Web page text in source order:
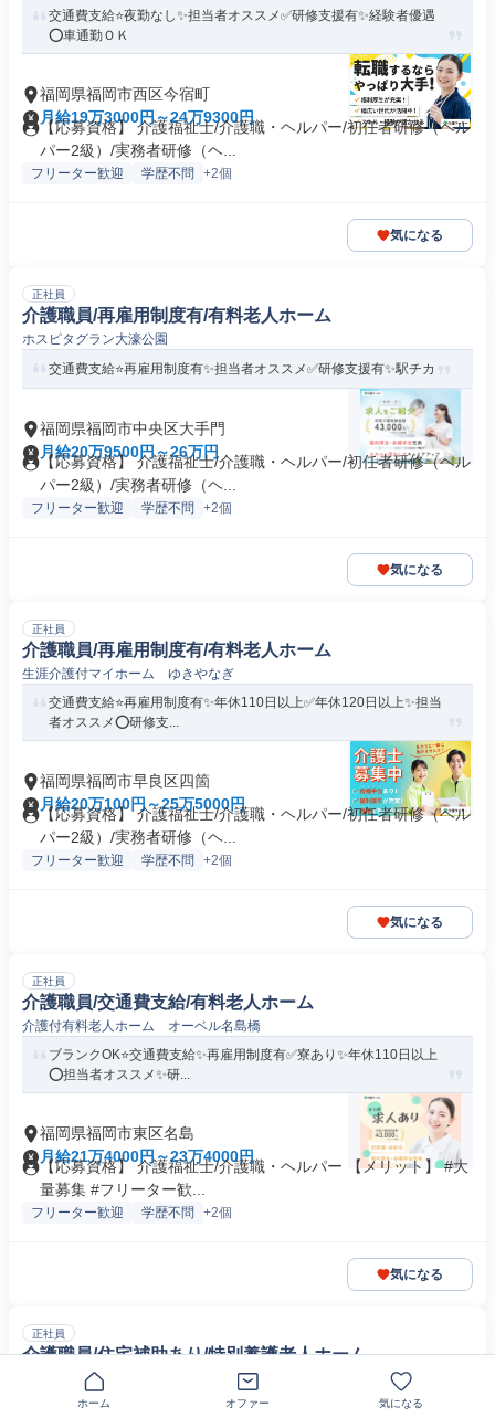
交通費支給⭐️夜勤なし✨担当者オススメ✅️研修支援有✨経験者優遇
⭕️車通勤ＯＫ
福岡県福岡市西区今宿町
月給19万3000円～24万9300円
【応募資格】 介護福祉士/介護職・ヘルパー/初任者研修（ヘル
パー2級）/実務者研修（ヘ...
フリーター歓迎 学歴不問 +2個
気になる
正社員
介護職員/再雇用制度有/有料老人ホーム
ホスピタグラン大濠公園
交通費支給⭐️再雇用制度有✨担当者オススメ✅️研修支援有✨駅チカ
福岡県福岡市中央区大手門
月給20万9500円～26万円
【応募資格】 介護福祉士/介護職・ヘルパー/初任者研修（ヘル
パー2級）/実務者研修（ヘ...
フリーター歓迎 学歴不問 +2個
気になる
正社員
介護職員/再雇用制度有/有料老人ホーム
生涯介護付マイホーム ゆきやなぎ
交通費支給⭐️再雇用制度有✨年休110日以上✅️年休120日以上✨担当
者オススメ⭕️研修支...
福岡県福岡市早良区四箇
月給20万100円～25万5000円
【応募資格】 介護福祉士/介護職・ヘルパー/初任者研修（ヘル
パー2級）/実務者研修（ヘ...
フリーター歓迎 学歴不問 +2個
気になる
正社員
介護職員/交通費支給/有料老人ホーム
介護付有料老人ホーム オーベル名島橋
ブランクOK⭐️交通費支給✨再雇用制度有✅️寮あり✨年休110日以上
⭕️担当者オススメ✨研...
福岡県福岡市東区名島
月給21万4000円～23万4000円
【応募資格】 介護福祉士/介護職・ヘルパー 【メリット】 #大
量募集 #フリーター歓...
フリーター歓迎 学歴不問 +2個
気になる
正社員
介護職員/住宅補助あり/特別養護老人ホーム
特別養護老人ホーム 松月園
交通費支給⭐️住宅補助あり✨再雇用制度有✅️年休110日以上✨担当者
ホーム オファー 気になる